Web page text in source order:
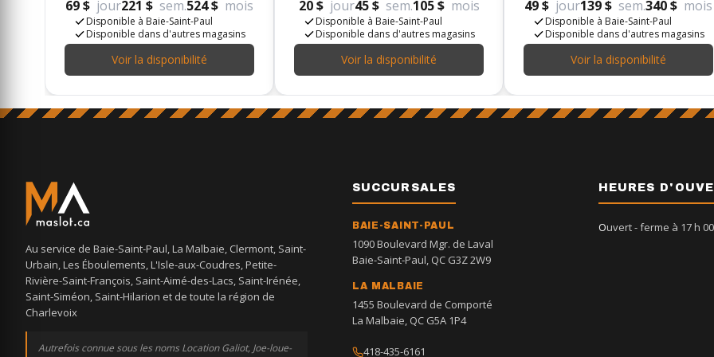
69 $ jour221 $ sem.524 $ mois
Disponible à Baie-Saint-Paul
Disponible dans d'autres magasins
Voir la disponibilité
20 $ jour45 $ sem.105 $ mois
Disponible à Baie-Saint-Paul
Disponible dans d'autres magasins
Voir la disponibilité
49 $ jour139 $ sem.340 $ mois
Disponible à Baie-Saint-Paul
Disponible dans d'autres magasins
Voir la disponibilité
Au service de Baie-Saint-Paul, La Malbaie, Clermont, Saint-
Urbain, Les Éboulements, L'Isle-aux-Coudres, Petite-
Rivière-Saint-François, Saint-Aimé-des-Lacs, Saint-Irénée,
Saint-Siméon, Saint-Hilarion et de toute la région de
Charlevoix
Autrefois connue sous les noms Location Galiot, Joe-loue-
SUCCURSALES
BAIE-SAINT-PAUL
1090 Boulevard Mgr. de Laval
Baie-Saint-Paul, QC G3Z 2W9
LA MALBAIE
1455 Boulevard de Comporté
La Malbaie, QC G5A 1P4
418-435-6161
HEURES
Ouvert- ferme à 17 h 00